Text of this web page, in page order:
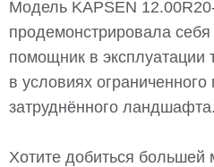
Модель KAPSEN
продемонстрировала
помощник в эксплуатации
в условиях ограниченного
затруднённого ландшафта.
Хотите добиться большей